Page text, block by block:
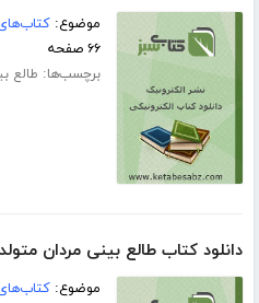
موضوع:
۶۶ صفحه
برچسب‌ها: طالع
دانلود کتاب طالع بینی مردان
موضوع: